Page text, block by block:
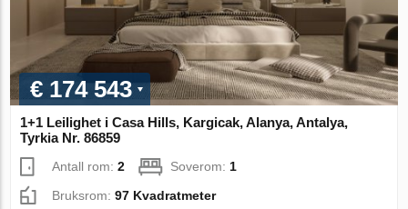
€ 174 543
1+1 Leilighet i Casa Hills, Kargicak, Alanya, Antalya,
Tyrkia Nr. 86859
Antall rom:2 Soverom:1
Bruksrom:97 Kvadratmeter